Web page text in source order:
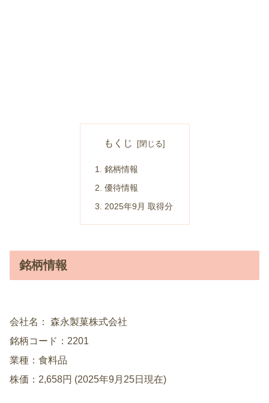
もくじ
銘柄情報
優待情報
2025年9月 取得分
銘柄情報
会社名： 森永製菓株式会社
銘柄コード：2201
業種：食料品
株価：2,658円 (2025年9月25日現在)